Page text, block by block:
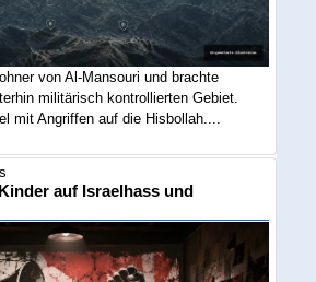
von Al-Mansouri und brachte
militärisch kontrollierten Gebiet.
mit Angriffen auf die Hisbollah....
auf Israelhass und